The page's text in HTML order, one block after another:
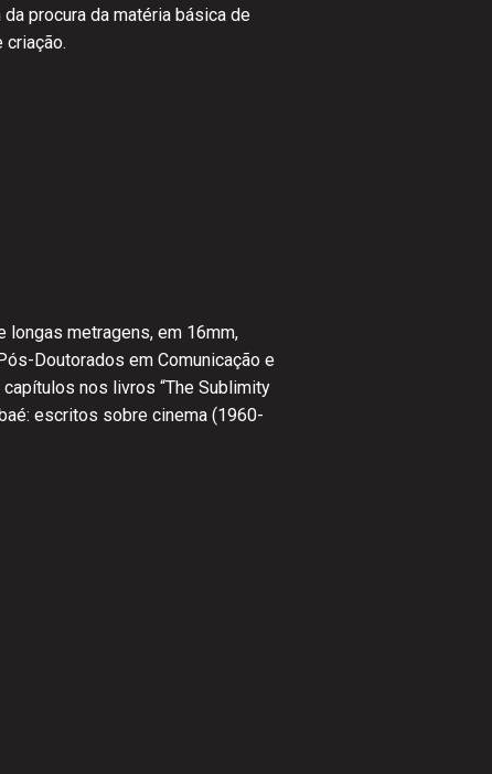
procura da matéria básica de
longas metragens, em 16mm,
Doutorados em Comunicação e
nos livros “The Sublimity
escritos sobre cinema (1960-